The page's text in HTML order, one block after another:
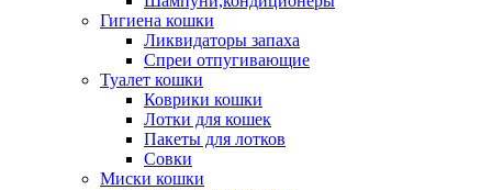
Гигиена кошки
Ликвидаторы запаха
Спреи отпугивающие
Туалет кошки
Коврики кошки
Лотки для кошек
Пакеты для лотков
Совки
Миски кошки